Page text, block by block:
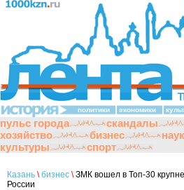
политики экономики
пульс города скандалы
хозяйство
бизнес
культуры
спорт
Казань \ бизнес \ЗМК вошел в Топ-30
России